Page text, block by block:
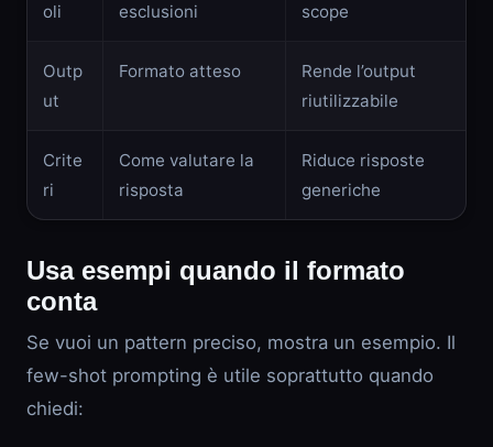
oli
esclusioni
scope
Outp
ut
Formato atteso
Rende l’output
riutilizzabile
Crite
ri
Come valutare la
risposta
Riduce risposte
generiche
Usa esempi quando il formato
conta
Se vuoi un pattern preciso, mostra un esempio. Il
few-shot prompting è utile soprattutto quando
chiedi: